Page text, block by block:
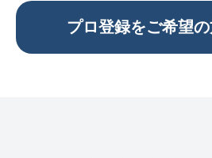
プロ登録をご希望